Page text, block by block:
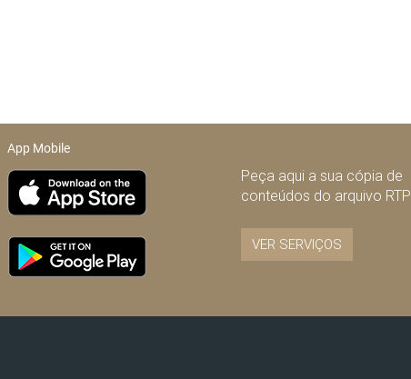
App Mobile
Peça aqui a sua cópia de
conteúdos do arquivo RTP
VER SERVIÇOS